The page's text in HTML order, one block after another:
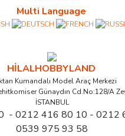
Multi Language
HİLALHOBBYLAND
Kumandalı Model Araç Merkezi
Günaydın Cd.No:128/A
İSTANBUL
- 0212 416 80 10 - 0212
0539 975 93 58